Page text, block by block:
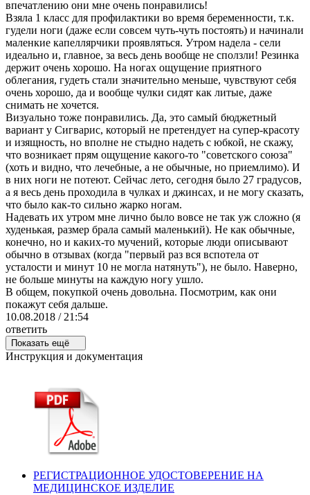
впечатлению они мне очень понравились!
Взяла 1 класс для профилактики во время беременности, т.к.
гудели ноги (даже если совсем чуть-чуть постоять) и начинали
маленкие капеллярчики проявляться. Утром надела - сели
идеально и, главное, за весь день вообще не сползли! Резинка
держит очень хорошо. На ногах ощущение приятного
облегания, гудеть стали значительно меньше, чувствуют себя
очень хорошо, да и вообще чулки сидят как литые, даже
снимать не хочется.
Визуально тоже понравились. Да, это самый бюджетный
вариант у Сигварис, который не претендует на супер-красоту
и изящность, но вполне не стыдно надеть с юбкой, не скажу,
что возникает прям ощущение какого-то "советского союза"
(хоть и видно, что лечебные, а не обычные, но приемлимо). И
в них ноги не потеют. Сейчас лето, сегодня было 27 градусов,
а я весь день проходила в чулках и джинсах, и не могу сказать,
что было как-то сильно жарко ногам.
Надевать их утром мне лично было вовсе не так уж сложно (я
худенькая, размер брала самый маленький). Не как обычные,
конечно, но и каких-то мучений, которые люди описывают
обычно в отзывах (когда "первый раз вся вспотела от
усталости и минут 10 не могла натянуть"), не было. Наверно,
не больше минуты на каждую ногу ушло.
В общем, покупкой очень довольна. Посмотрим, как они
покажут себя дальше.
10.08.2018 / 21:54
ответить
Показать ещё
Инструкция и документация
РЕГИСТРАЦИОННОЕ УДОСТОВЕРЕНИЕ НА
МЕДИЦИНСКОЕ ИЗДЕЛИЕ